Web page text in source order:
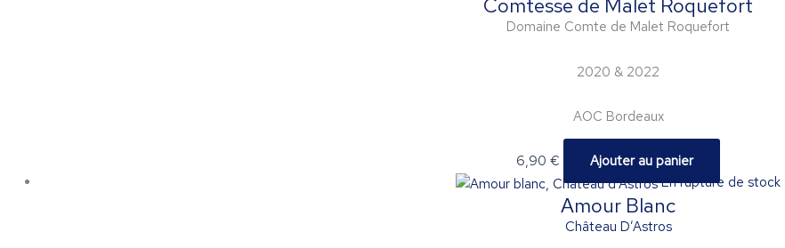
Comtesse de Malet Roquefort
Domaine Comte de Malet Roquefort
2020 & 2022
AOC Bordeaux
6,90 €
Ajouter au panier
En rupture de stock
Amour Blanc
Château D’Astros